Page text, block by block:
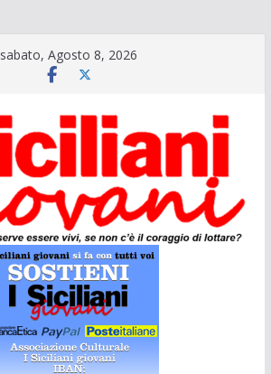
sabato, Agosto 8, 2026